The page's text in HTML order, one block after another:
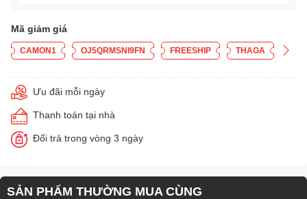
Mã giảm giá
CAMON1 OJ5QRMSNI9FN FREESHIP THAGA
Ưu đãi mỗi ngày
Thanh toán tại nhà
Đổi trả trong vòng 3 ngày
SẢN PHẨM THƯỜNG MUA CÙNG